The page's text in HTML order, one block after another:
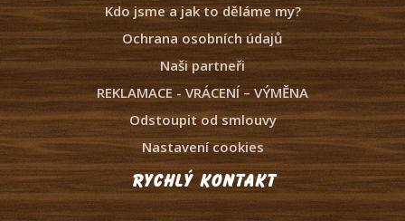
Kdo jsme a jak to děláme my?
Ochrana osobních údajů
Naši partneři
REKLAMACE - VRÁCENÍ – VÝMĚNA
Odstoupit od smlouvy
Nastavení cookies
Rychlý kontakt